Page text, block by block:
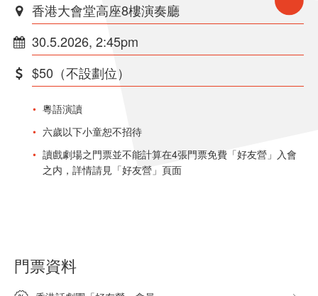
香港大會堂高座8樓演奏廳
30.5.2026, 2:45pm
$50（不設劃位）
粵語演讀
六歲以下小童恕不招待
讀戲劇場之門票並不能計算在4張門票免費「好友營」入會
之内，詳情請見「好友營」頁面
門票資料